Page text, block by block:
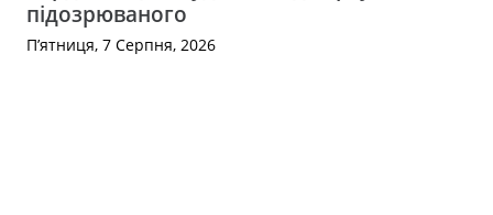
підозрюваного
П’ятниця, 7 Серпня, 2026